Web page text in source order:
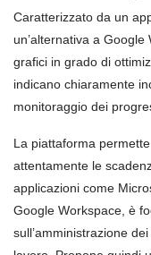
Caratterizzato da un
un’alternativa a
grafici in grado di
indicano chiaramente
monitoraggio dei
La piattaforma
attentamente le
applicazioni come
Google Workspace, è
sull’amministrazione